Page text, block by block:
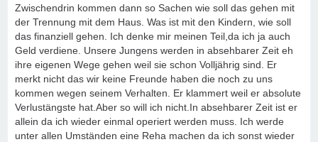
Zwischendrin kommen dann so Sachen wie soll das gehen mit
der Trennung mit dem Haus. Was ist mit den Kindern, wie soll
das finanziell gehen. Ich denke mir meinen Teil,da ich ja auch
Geld verdiene. Unsere Jungens werden in absehbarer Zeit eh
ihre eigenen Wege gehen weil sie schon Volljährig sind. Er
merkt nicht das wir keine Freunde haben die noch zu uns
kommen wegen seinem Verhalten. Er klammert weil er absolute
Verlustängste hat.Aber so will ich nicht.In absehbarer Zeit ist er
allein da ich wieder einmal operiert werden muss. Ich werde
unter allen Umständen eine Reha machen da ich sonst wieder